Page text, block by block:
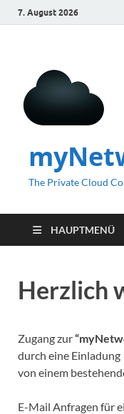
7. August 2026
The Private Cloud
HAUPTMENÜ
Herzlich
Zugang zur
durch eine Einladung
von einem
E-Mail Anfragen für